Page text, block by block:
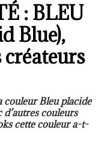
: BLEU
Blue),
couleur Bleu placide
couleurs
cette couleur a-t-